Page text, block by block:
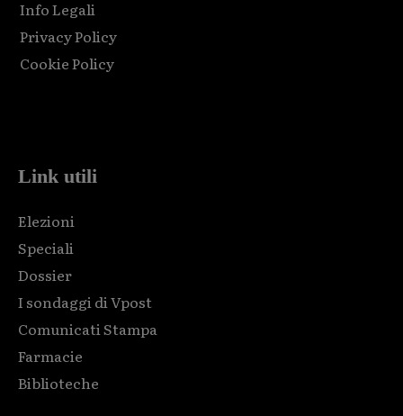
Info Legali
Privacy Policy
Cookie Policy
Link utili
Elezioni
Speciali
Dossier
I sondaggi di Vpost
Comunicati Stampa
Farmacie
Biblioteche